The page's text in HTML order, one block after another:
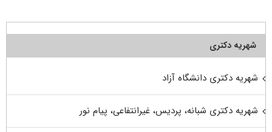
شهریه دکتری
شهریه دکتری دانشگاه آزاد
شهریه دکتری شبانه، پردیس، غیرانتفاعی، پیام نور